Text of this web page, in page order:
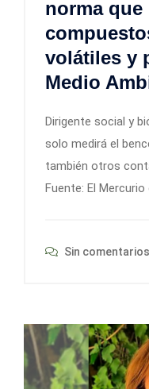
norma que
volátiles y
Medio
Dirigente social y
solo medirá el
también otros
Fuente: El
Sin comentarios